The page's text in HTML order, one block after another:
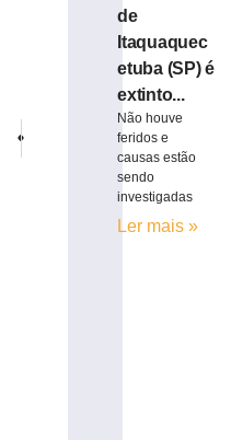
ANTERIOR
Festival Temperô que acontece
Governo do Estado assina acordo de
de
Itaquaquec
etuba (SP) é
extinto...
Não houve
feridos e
causas estão
sendo
investigadas
Ler mais »